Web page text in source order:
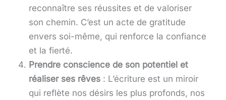
reconnaître ses réussites et de valoriser
son chemin. C’est un acte de gratitude
envers soi-même, qui renforce la confiance
et la fierté.
Prendre conscience de son potentiel et
réaliser ses rêves : L’écriture est un miroir
qui reflète nos désirs les plus profonds, nos